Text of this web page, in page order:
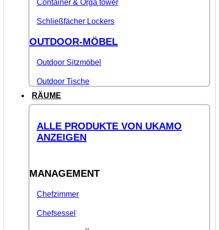
Container & Orga tower
Schließfächer Lockers
OUTDOOR-MÖBEL
Outdoor Sitzmöbel
Outdoor Tische
RÄUME
ALLE PRODUKTE VON UKAMO
ANZEIGEN
MANAGEMENT
Chefzimmer
Chefsessel